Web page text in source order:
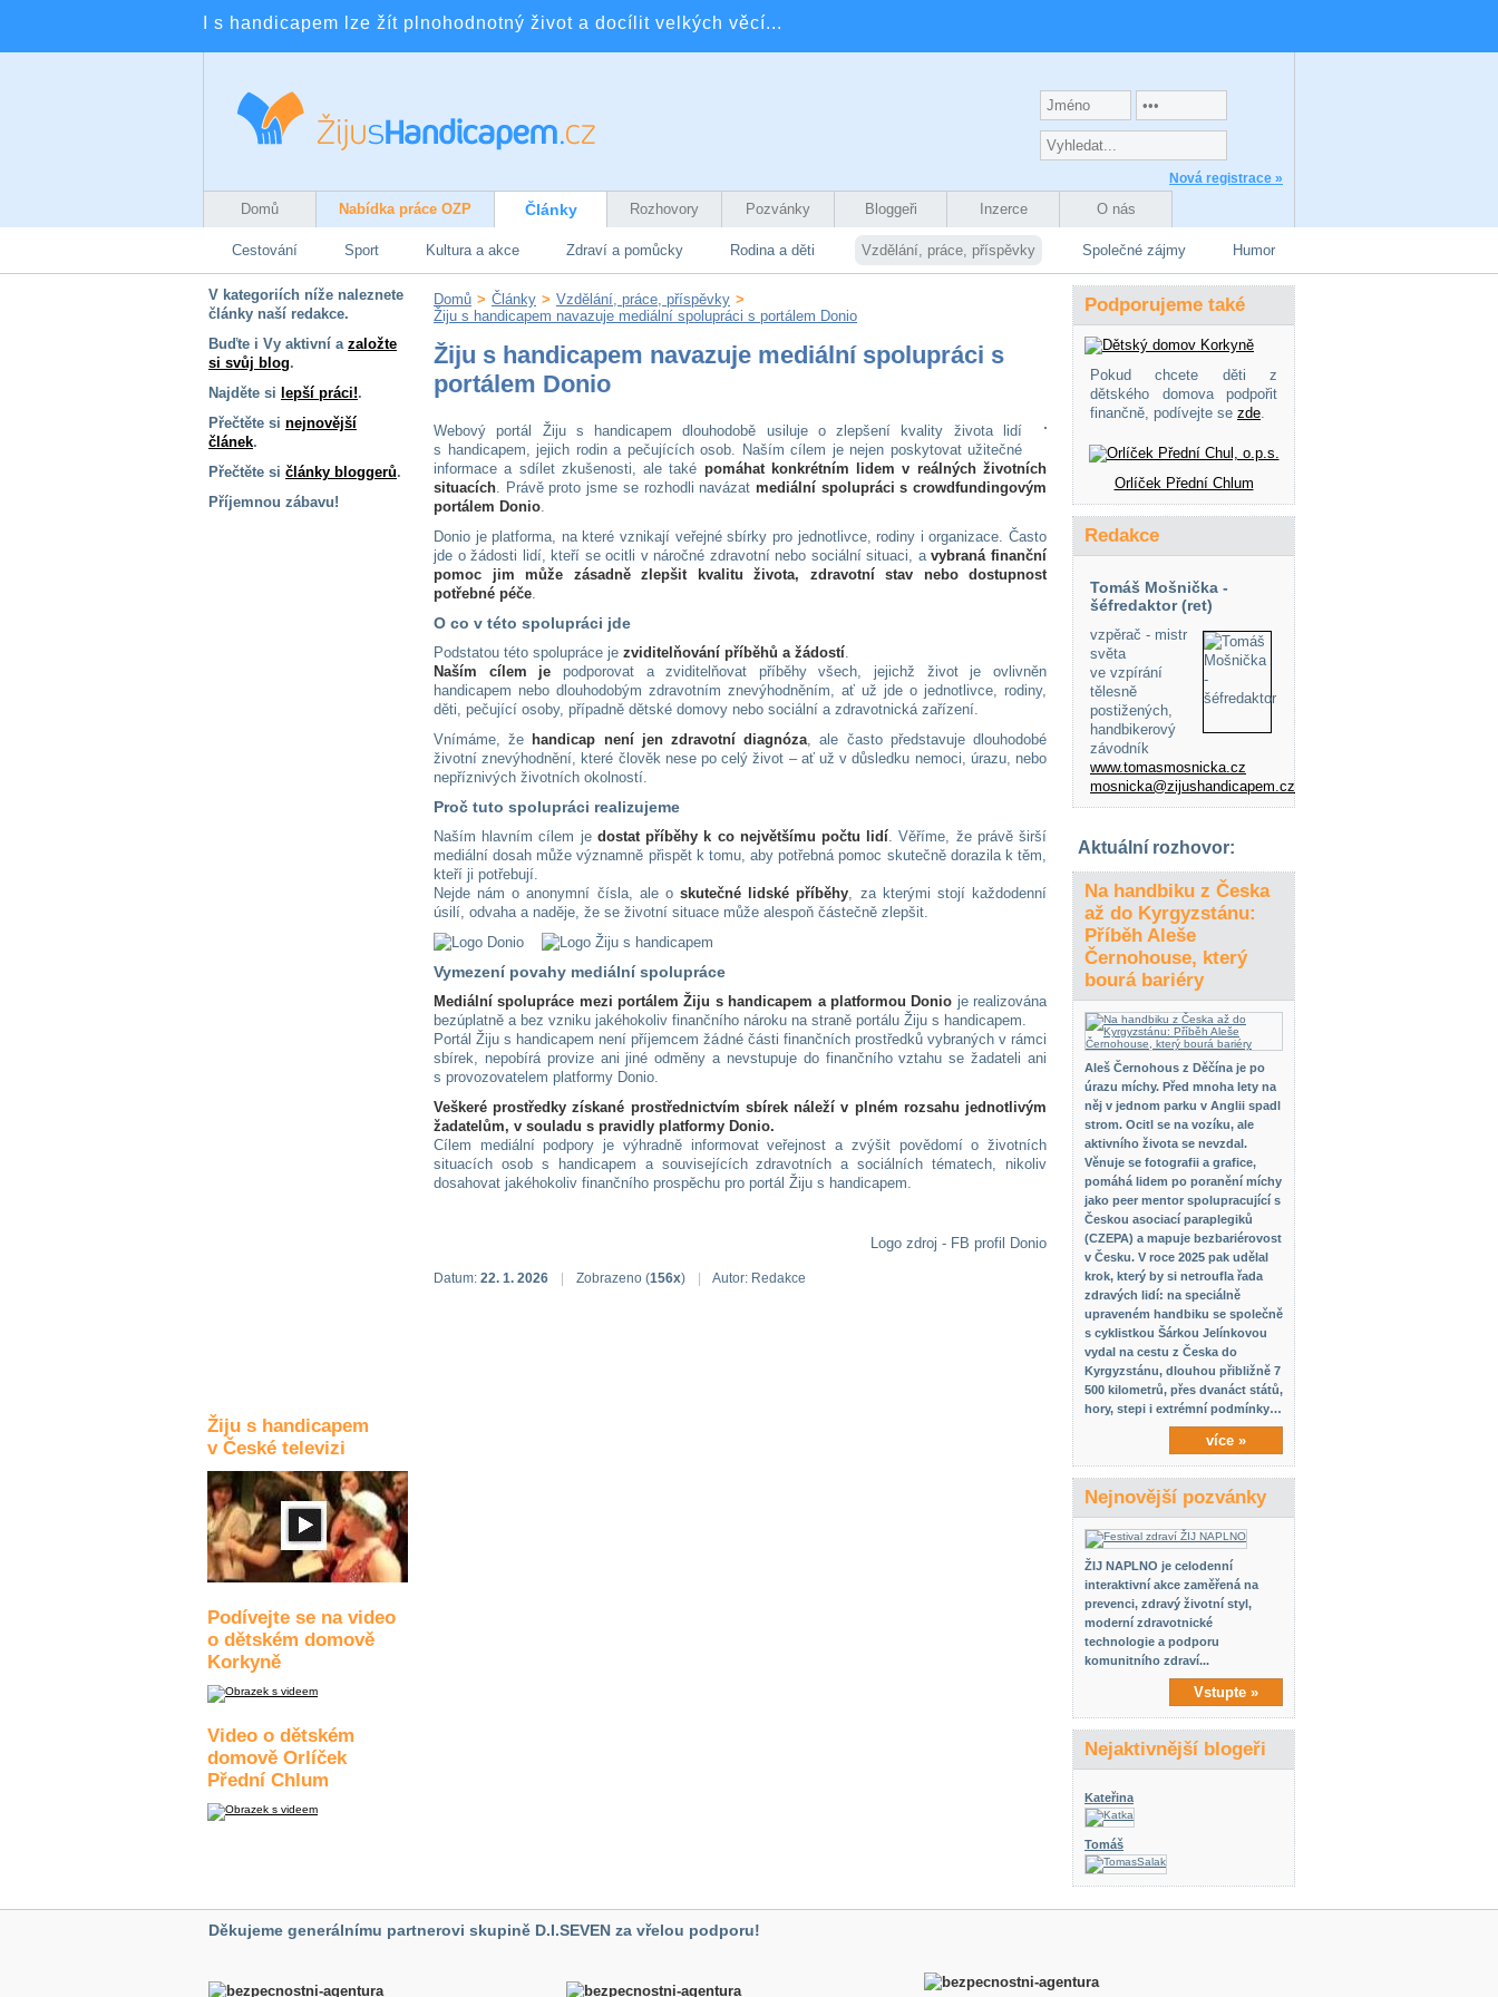
I s handicapem lze žít plnohodnotný život a docílit velkých věcí...
Nová registrace »
Domů Nabídka práce OZP Články Rozhovory Pozvánky Bloggeři Inzerce O nás
Cestování Sport Kultura a akce Zdraví a pomůcky Rodina a děti Vzdělání, práce, příspěvky Společné zájmy Humor
V kategoriích níže naleznete
články naší redakce.
Buďte i Vy aktivní a založte
si svůj blog.
Najděte si lepší práci!.
Přečtěte si nejnovější
článek.
Přečtěte si články bloggerů.
Příjemnou zábavu!
Žiju s handicapem
v České televizi
Podívejte se na video
o dětském domově
Korkyně
Video o dětském
domově Orlíček
Přední Chlum
Domů > Články > Vzdělání, práce, příspěvky >
Žiju s handicapem navazuje mediální spolupráci s portálem Donio
Žiju s handicapem navazuje mediální spolupráci s
portálem Donio
Webový portál Žiju s handicapem dlouhodobě usiluje o zlepšení kvality života lidí
s handicapem, jejich rodin a pečujících osob. Naším cílem je nejen poskytovat užitečné
informace a sdílet zkušenosti, ale také pomáhat konkrétním lidem v reálných životních
situacích. Právě proto jsme se rozhodli navázat mediální spolupráci s crowdfundingovým
portálem Donio.
Donio je platforma, na které vznikají veřejné sbírky pro jednotlivce, rodiny i organizace. Často
jde o žádosti lidí, kteří se ocitli v náročné zdravotní nebo sociální situaci, avybraná finanční
pomoc jim může zásadně zlepšit kvalitu života, zdravotní stav nebo dostupnost
potřebné péče.
O co v této spolupráci jde
Podstatou této spolupráce je zviditelňování příběhů a žádostí.
Naším cílem je podporovat a zviditelňovat příběhy všech, jejichž život je ovlivněn
handicapem nebo dlouhodobým zdravotním znevýhodněním, ať už jde o jednotlivce, rodiny,
děti, pečující osoby, případně dětské domovy nebo sociální a zdravotnická zařízení.
Vnímáme, že handicap není jen zdravotní diagnóza, ale často představuje dlouhodobé
životní znevýhodnění, které člověk nese po celý život – ať už v důsledku nemoci, úrazu, nebo
nepříznivých životních okolností.
Proč tuto spolupráci realizujeme
Naším hlavním cílem je dostat příběhy k co největšímu počtu lidí. Věříme, že právě širší
mediální dosah může významně přispět k tomu, aby potřebná pomoc skutečně dorazila k těm,
kteří ji potřebují.
Nejde nám o anonymní čísla, ale oskutečné lidské příběhy, za kterými stojí každodenní
úsilí, odvaha a naděje, že se životní situace může alespoň částečně zlepšit.
Vymezení povahy mediální spolupráce
Mediální spolupráce mezi portálem Žiju s handicapem a platformou Donio je realizována
bezúplatně a bez vzniku jakéhokoliv finančního nároku na straně portálu Žiju s handicapem.
Portál Žiju s handicapem není příjemcem žádné části finančních prostředků vybraných v rámci
sbírek, nepobírá provize ani jiné odměny a nevstupuje do finančního vztahu se žadateli ani
s provozovatelem platformy Donio.
Veškeré prostředky získané prostřednictvím sbírek náleží v plném rozsahu jednotlivým
žadatelům, v souladu s pravidly platformy Donio.
Cílem mediální podpory je výhradně informovat veřejnost a zvýšit povědomí o životních
situacích osob s handicapem a souvisejících zdravotních a sociálních tématech, nikoliv
dosahovat jakéhokoliv finančního prospěchu pro portál Žiju s handicapem.
Logo zdroj - FB profil Donio
Datum: 22. 1. 2026 Zobrazeno (156x) Autor: Redakce
Podporujeme také
Pokud chcete děti z
dětského domova podpořit
finančně, podívejte se zde.
Orlíček Přední Chlum
Redakce
Tomáš Mošnička -
šéfredaktor (ret)
vzpěrač - mistr
světa
ve vzpírání
tělesně
postižených,
handbikerový
závodník
www.tomasmosnicka.cz
mosnicka@zijushandicapem.cz
Aktuální rozhovor:
Na handbiku z Česka
až do Kyrgyzstánu:
Příběh Aleše
Černohouse, který
bourá bariéry
Aleš Černohous z Děčína je po
úrazu míchy. Před mnoha lety na
něj v jednom parku v Anglii spadl
strom. Ocitl se na vozíku, ale
aktivního života se nevzdal.
Věnuje se fotografii a grafice,
pomáhá lidem po poranění míchy
jako peer mentor spolupracující s
Českou asociací paraplegiků
(CZEPA) a mapuje bezbariérovost
v Česku. V roce 2025 pak udělal
krok, který by si netroufla řada
zdravých lidí: na speciálně
upraveném handbiku se společně
s cyklistkou Šárkou Jelínkovou
vydal na cestu z Česka do
Kyrgyzstánu, dlouhou přibližně 7
500 kilometrů, přes dvanáct států,
hory, stepi i extrémní podmínky…
více »
Nejnovější pozvánky
ŽIJ NAPLNO je celodenní
interaktivní akce zaměřená na
prevenci, zdravý životní styl,
moderní zdravotnické
technologie a podporu
komunitního zdraví...
Vstupte »
Nejaktivnější blogeři
Kateřina
Tomáš
Děkujeme generálnímu partnerovi skupině D.I.SEVEN za vřelou podporu!